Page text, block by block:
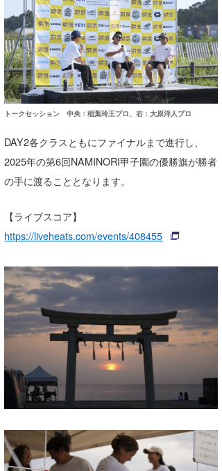
トークセッション 中央：稲葉玲王プロ、右：大原洋人プロ
DAY2各クラスともにファイナルまで進行し、
2025年の第6回NAMINORI甲子園の優勝旗が勝者
の手に渡ることとなります。
【ライブスコア】
https://liveheats.com/events/408455